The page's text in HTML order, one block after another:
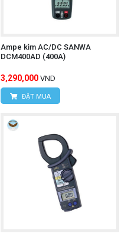
Ampe kìm AC/DC SANWA
DCM400AD (400A)
3,290,000 VND
ĐẶT MUA